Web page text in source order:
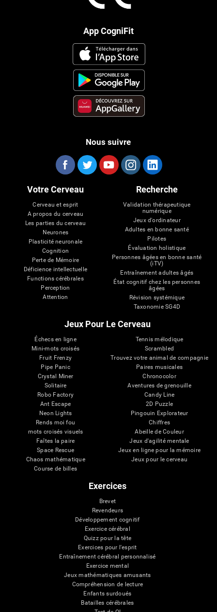
App CogniFit
Nous suivre
Votre Cerveau
Cerveau et esprit
A propos du cerveau
Les parties du cerveau
Neurones
Plasticité neuronale
Cognition
Perte de Mémoire
Déficience intellectuelle
Functions cérébrales
Perception
Attention
Recherche
Validation thérapeutique
numérique
Jeux d'ordinateur
Adultes en bonne santé
Pilotes
Évaluation holistique
Personnes âgées en bonne santé
(iTV)
Entraînement adultes âgés
État cognitif chez les personnes
âgées
Révision systémique
Taxonomie SG4D
Jeux Pour Le Cerveau
Échecs en ligne
Mini-mots croisés
Fruit Frenzy
Pipe Panic
Crystal Miner
Solitaire
Robo Factory
Ant Escape
Neon Lights
Rends moi fou
mots croisés visuels
Faîtes la paire
Space Rescue
Chaos mathématique
Course de billes
Tennis mélodique
Scrambled
Trouvez votre animal de compagnie
Paires musicales
Chronocolor
Aventures de grenouille
Candy Line
2D Puzzle
Pingouin Explorateur
Chiffres
Abeille de Couleur
Jeux d'agilité mentale
Jeux en ligne pour la mémoire
Jeux pour le cerveau
Exercices
Brevet
Revendeurs
Développement cognitif
Exercice cérébral
Quizz pour la tête
Exercices pour l'esprit
Entraînement cérébral personnalisé
Exercice mental
Jeux mathématiques amusants
Compréhension de lecture
Enfants surdoués
Batailles cérébrales